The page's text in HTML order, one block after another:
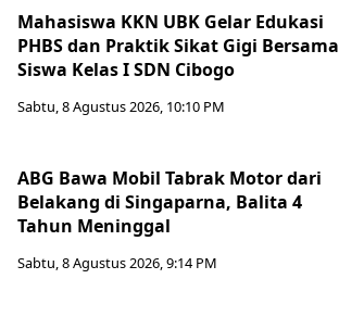
Mahasiswa KKN UBK Gelar Edukasi
PHBS dan Praktik Sikat Gigi Bersama
Siswa Kelas I SDN Cibogo
Sabtu, 8 Agustus 2026, 10:10 PM
ABG Bawa Mobil Tabrak Motor dari
Belakang di Singaparna, Balita 4
Tahun Meninggal
Sabtu, 8 Agustus 2026, 9:14 PM